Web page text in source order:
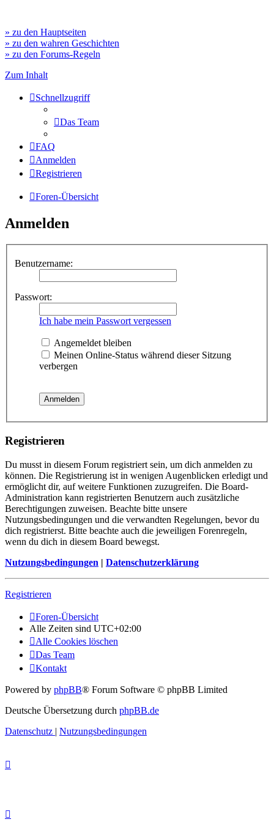
» zu den Hauptseiten
» zu den wahren Geschichten
» zu den Forums-Regeln
Zum Inhalt
Schnellzugriff
Das Team
FAQ
Anmelden
Registrieren
Foren-Übersicht
Anmelden
Benutzername:
Passwort:
Ich habe mein Passwort vergessen
Angemeldet bleiben
Meinen Online-Status während dieser Sitzung
verbergen
Registrieren
Du musst in diesem Forum registriert sein, um dich anmelden zu
können. Die Registrierung ist in wenigen Augenblicken erledigt und
ermöglicht dir, auf weitere Funktionen zuzugreifen. Die Board-
Administration kann registrierten Benutzern auch zusätzliche
Berechtigungen zuweisen. Beachte bitte unsere
Nutzungsbedingungen und die verwandten Regelungen, bevor du
dich registrierst. Bitte beachte auch die jeweiligen Forenregeln,
wenn du dich in diesem Board bewegst.
Nutzungsbedingungen | Datenschutzerklärung
Registrieren
Foren-Übersicht
Alle Zeiten sind UTC+02:00
Alle Cookies löschen
Das Team
Kontakt
Powered by phpBB® Forum Software © phpBB Limited
Deutsche Übersetzung durch phpBB.de
Datenschutz | Nutzungsbedingungen